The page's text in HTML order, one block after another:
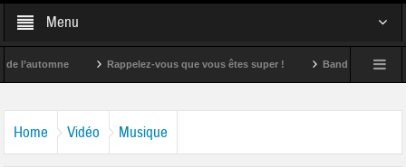
Menu
Rappelez-vous que vous êtes super ! Bande annonce du
Home Vidéo Musique